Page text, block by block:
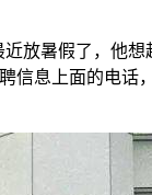
放暑假了，他
信息上面的电话